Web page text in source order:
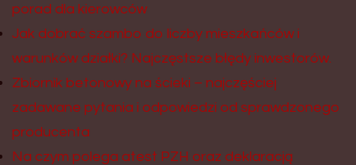
porad dla kierowców
Jak dobrać szambo do liczby mieszkańców i
warunków działki? Najczęstsze błędy inwestorów.
Zbiornik betonowy na ścieki – najczęściej
zadawane pytania i odpowiedzi od sprawdzonego
producenta
Na czym polega atest PZH oraz deklaracją